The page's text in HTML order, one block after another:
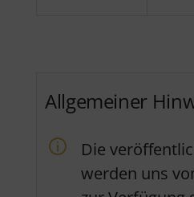
Allgemeiner
Die
werden uns